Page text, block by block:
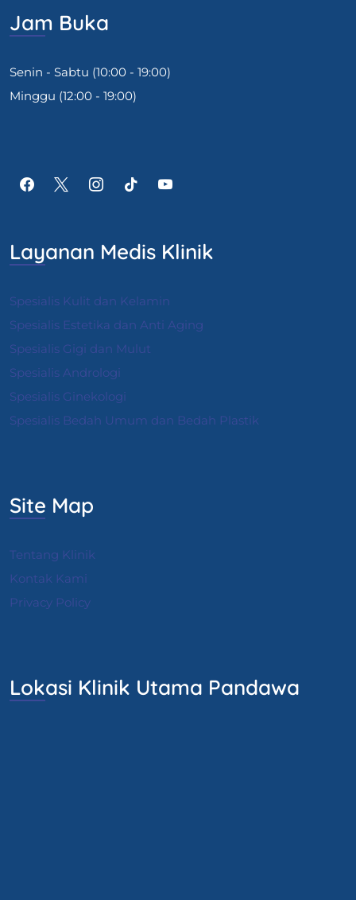
Jam Buka
Senin - Sabtu (10:00 - 19:00)
Minggu (12:00 - 19:00)
Layanan Medis Klinik
Spesialis Kulit dan Kelamin
Spesialis Estetika dan Anti Aging
Spesialis Gigi dan Mulut
Spesialis Andrologi
Spesialis Ginekologi
Spesialis Bedah Umum dan Bedah Plastik
Site Map
Tentang Klinik
Kontak Kami
Privacy Policy
Lokasi Klinik Utama Pandawa